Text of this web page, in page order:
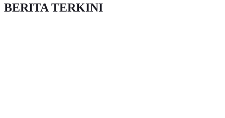
BERITA TERKINI